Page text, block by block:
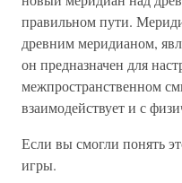
правильном пути.
древним меридианом,
он предназначен для
межпространственном
взаимодействует и с
Если вы смогли понять
игры.